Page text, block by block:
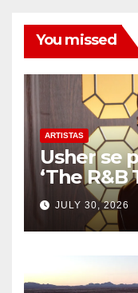
You missed
ARTISTAS
Usher se
‘The R&B
drama de
JULY 30, 2026